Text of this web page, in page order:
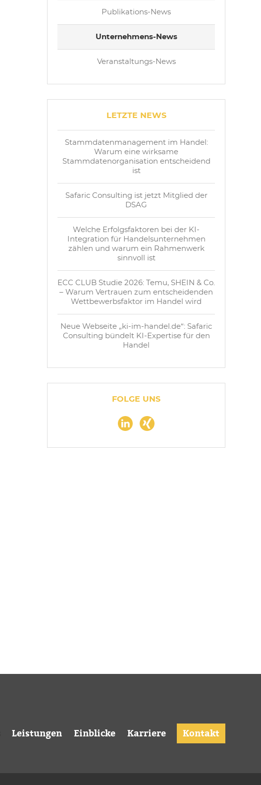
Publikations-News
Unternehmens-News
Veranstaltungs-News
LETZTE NEWS
Stammdatenmanagement im Handel:
Warum eine wirksame
Stammdatenorganisation entscheidend
ist
Safaric Consulting ist jetzt Mitglied der
DSAG
Welche Erfolgsfaktoren bei der KI-
Integration für Handelsunternehmen
zählen und warum ein Rahmenwerk
sinnvoll ist
ECC CLUB Studie 2026: Temu, SHEIN & Co.
– Warum Vertrauen zum entscheidenden
Wettbewerbsfaktor im Handel wird
Neue Webseite „ki-im-handel.de“: Safaric
Consulting bündelt KI-Expertise für den
Handel
FOLGE UNS
Leistungen Einblicke Karriere Kontakt